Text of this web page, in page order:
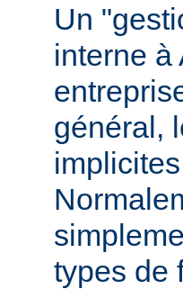
Un
interne à
général,
types de